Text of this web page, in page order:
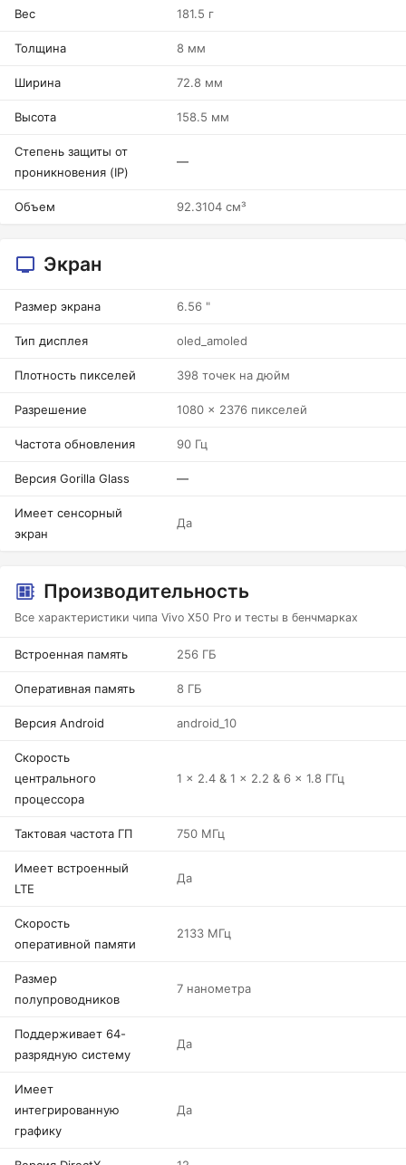
Вес 181.5 г
Толщина 8 мм
Ширина 72.8 мм
Высота 158.5 мм
Степень защиты от
проникновения (IP)
—
Объем 92.3104 см³
Экран
Размер экрана 6.56 "
Тип дисплея oled_amoled
Плотность пикселей 398 точек на дюйм
Разрешение 1080 x 2376 пикселей
Частота обновления 90 Гц
Версия Gorilla Glass —
Имеет сенсорный
экран
Да
Производительность
Все характеристики чипа Vivo X50 Pro и тесты в бенчмарках
Встроенная память 256 ГБ
Оперативная память 8 ГБ
Версия Android android_10
Скорость
центрального
процессора
1 x 2.4 & 1 x 2.2 & 6 x 1.8 ГГц
Тактовая частота ГП 750 МГц
Имеет встроенный
LTE
Да
Скорость
оперативной памяти
2133 МГц
Размер
полупроводников
7 нанометра
Поддерживает 64-
разрядную систему
Да
Имеет
интегрированную
графику
Да